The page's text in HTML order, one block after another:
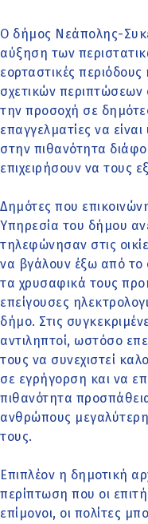
Ο δήμος Νεάπολης-
αύξηση των
εορταστικές
σχετικών περιπτώσεων
την προσοχή σε
επαγγελματίες να
στην πιθανότητα
επιχειρήσουν να τους
Δημότες που
Υπηρεσία του δήμου
τηλεφώνησαν στις
να βγάλουν έξω από το
τα χρυσαφικά τους
επείγουσες
δήμο. Στις
αντιληπτοί, ωστόσο
τους να συνεχιστεί
σε εγρήγορση και να
πιθανότητα
ανθρώπους
τους.
Επιπλέον η δημοτική
περίπτωση που οι
επίμονοι, οι πολίτες